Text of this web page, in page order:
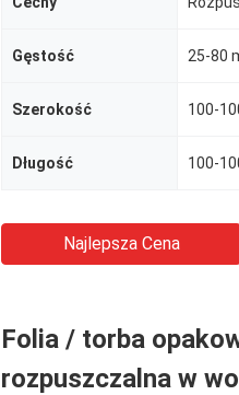
Gęstość 25-80
Szerokość 100-
Długość 100-
Najlepsza Cena
Folia / torba
rozpuszczalna w